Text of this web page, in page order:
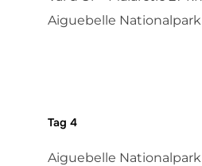
Aiguebelle Nationalpark
Tag 4
Aiguebelle Nationalpark